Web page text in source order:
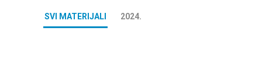
SVI MATERIJALI 2024.